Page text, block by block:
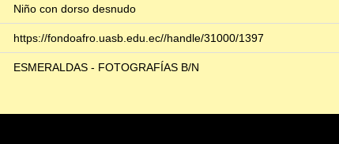
Niño con dorso desnudo
https://fondoafro.uasb.edu.ec//handle/31000/1397
ESMERALDAS - FOTOGRAFÍAS B/N